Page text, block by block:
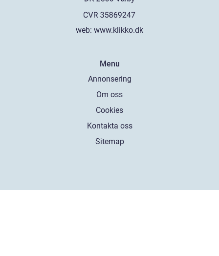
web: www.klikko.dk
Menu
Annonsering
Om oss
Cookies
Kontakta oss
Sitemap